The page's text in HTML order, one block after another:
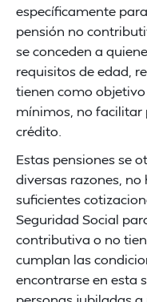
específicamente
pensión no
se conceden a
requisitos de edad,
tienen como
mínimos, no facilitar
crédito.
Estas pensiones se
diversas razones,
suficientes
Seguridad Social
contributiva o no
cumplan las
encontrarse en esta